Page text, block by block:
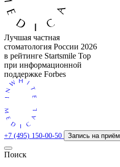
Лучшая частная
стоматология России 2026
в рейтинге Startsmile Top
при информационной
поддержке Forbes
+7 (495) 150-00-50 Запись на приём
Поиск